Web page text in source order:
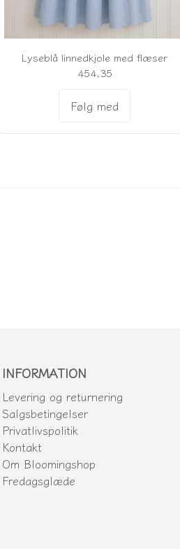
Lyseblå linnedkjole med flæser
454,35
Følg med
INFORMATION
Levering og returnering
Salgsbetingelser
Privatlivspolitik
Kontakt
Om Bloomingshop
Fredagsglæde